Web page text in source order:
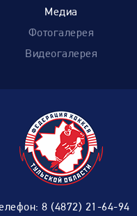
Медиа
Фотогалерея
Видеогалерея
8 (4872) 21-64-94